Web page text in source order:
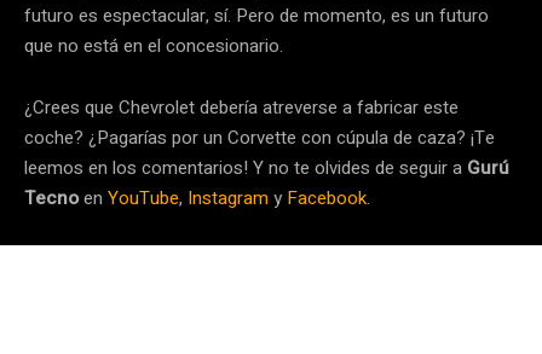
futuro es espectacular, sí. Pero de momento, es un futuro
que no está en el concesionario.
¿Crees que Chevrolet debería atreverse a fabricar este
coche? ¿Pagarías por un Corvette con cúpula de caza? ¡Te
leemos en los comentarios! Y no te olvides de seguir a Gurú
Tecnoen YouTube, Instagramy Facebook.